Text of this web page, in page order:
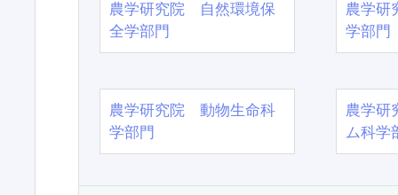
農学研究院 自然環境保
全学部門
農学
学部門
農学研究院 動物生命科
学部門
農学
ム科学